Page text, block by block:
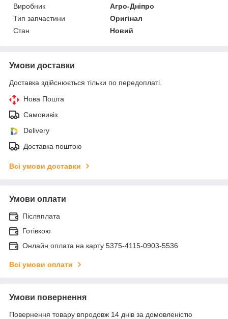
Виробник
Агро-Дніпро
Тип запчастини
Оригінал
Стан
Новий
Умови доставки
Доставка здійснюється тільки по передоплаті.
Нова Пошта
Самовивіз
Delivery
Доставка поштою
Всі умови доставки
Умови оплати
Післяплата
Готівкою
Онлайн оплата на карту 5375-4115-0903-5536
Всі умови оплати
Умови повернення
Повернення товару впродовж 14 днів за домовленістю